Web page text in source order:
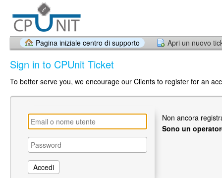
Pagina iniziale centro di supporto Apri un nuovo
Sign in to CPUnit Ticket
To better serve you, we encourage our Clients to register for an
Non ancora
Sono un